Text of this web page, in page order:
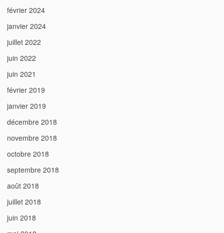
février 2024
janvier 2024
juillet 2022
juin 2022
juin 2021
février 2019
janvier 2019
décembre 2018
novembre 2018
octobre 2018
septembre 2018
août 2018
juillet 2018
juin 2018